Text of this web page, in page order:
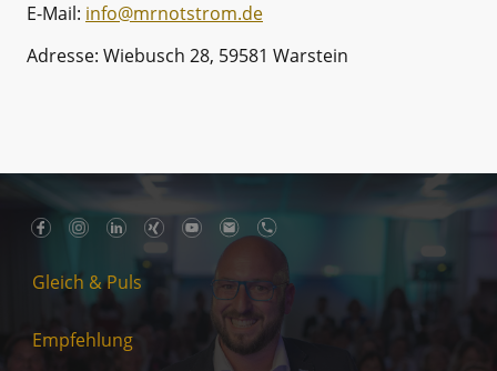
E-Mail: info@mrnotstrom.de
Adresse: Wiebusch 28, 59581 Warstein
Gleich & Puls
Empfehlung